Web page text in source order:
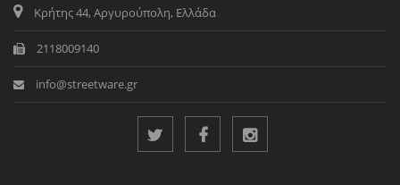
Κρήτης 44, Αργυρούπολη, Ελλάδα
2118009140
info@streetware.gr